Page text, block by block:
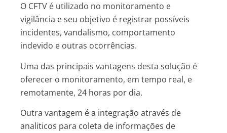
O CFTV é utilizado no monitoramento e
vigilância e seu objetivo é registrar possíveis
incidentes, vandalismo, comportamento
indevido e outras ocorrências.
Uma das principais vantagens desta solução é
oferecer o monitoramento, em tempo real, e
remotamente, 24 horas por dia.
Outra vantagem é a integração através de
analiticos para coleta de informações de